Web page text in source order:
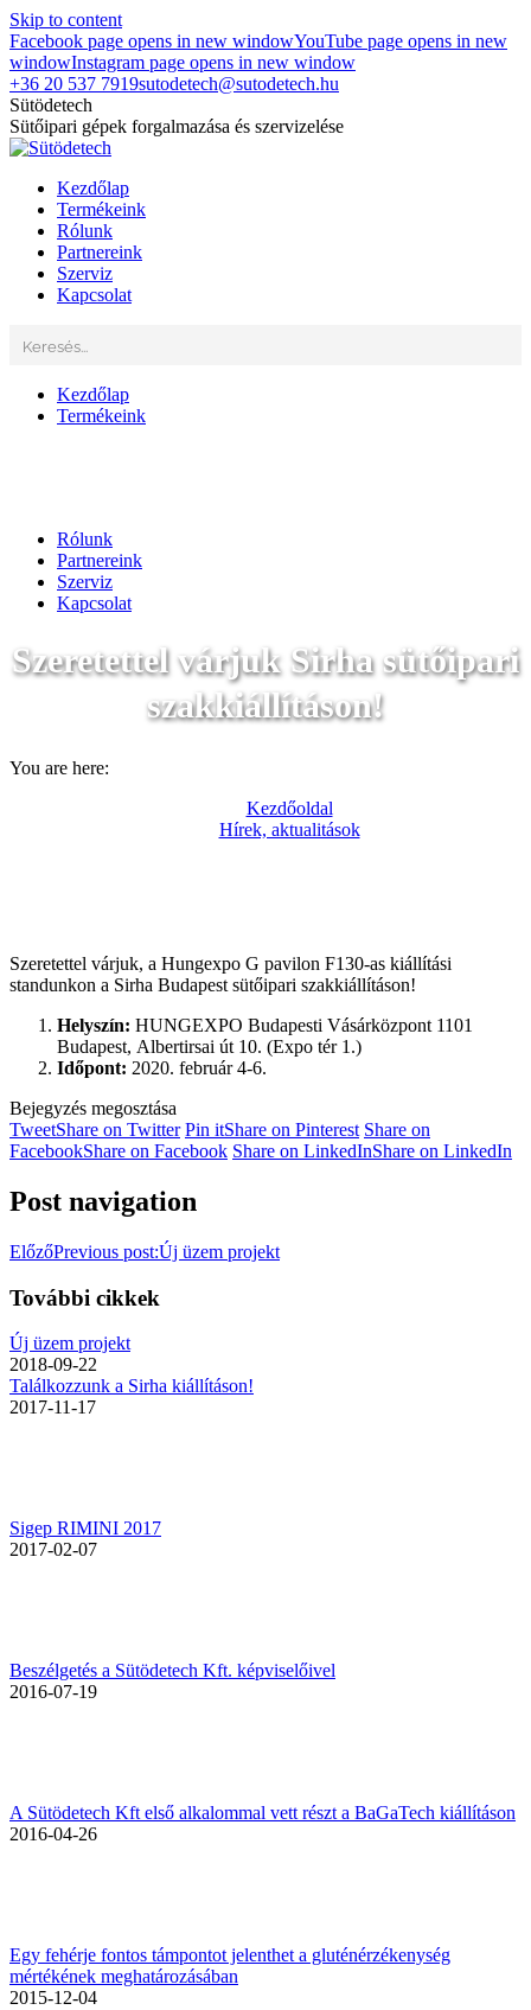
Skip to content
Facebook page opens in new windowYouTube page opens in new
windowInstagram page opens in new window
+36 20 537 7919sutodetech@sutodetech.hu
Sütödetech
Sütőipari gépek forgalmazása és szervizelése
Kezdőlap
Termékeink
Rólunk
Partnereink
Szerviz
Kapcsolat
Kezdőlap
Termékeink
Rólunk
Partnereink
Szerviz
Kapcsolat
Szeretettel várjuk Sirha sütőipari
szakkiállításon!
You are here:
Kezdőoldal
Hírek, aktualitások
Szeretettel várjuk, a Hungexpo G pavilon F130-as kiállítási
standunkon a Sirha Budapest sütőipari szakkiállításon!
Helyszín: HUNGEXPO Budapesti Vásárközpont 1101
Budapest, Albertirsai út 10. (Expo tér 1.)
Időpont: 2020. február 4-6.
Bejegyzés megosztása
TweetShare on Twitter Pin itShare on Pinterest Share on
FacebookShare on Facebook Share on LinkedInShare on LinkedIn
Post navigation
ElőzőPrevious post:Új üzem projekt
További cikkek
Új üzem projekt
2018-09-22
Találkozzunk a Sirha kiállításon!
2017-11-17
Sigep RIMINI 2017
2017-02-07
Beszélgetés a Sütödetech Kft. képviselőivel
2016-07-19
A Sütödetech Kft első alkalommal vett részt a BaGaTech kiállításon
2016-04-26
Egy fehérje fontos támpontot jelenthet a gluténérzékenység
mértékének meghatározásában
2015-12-04